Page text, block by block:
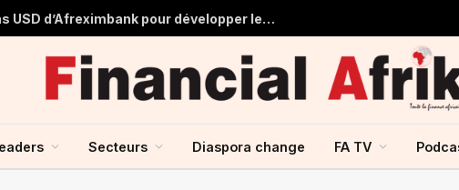
Tchad : près de 125 millions USD d’Afreximbank pour développer les infrastructures et le commerce
Secteurs Diaspora change FA TV